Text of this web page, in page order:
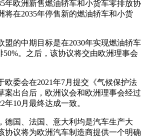
年欧洲新售燃油轿车和小货车零排放协
将在2035年停售新的燃油轿车和小货
盟的中期目标是在2030年实现燃油轿车
50%。之后，该协议将交由欧洲理事会
欧委会在2021年7月提交《气候保护法
案出台后，欧洲议会和欧洲理事会经过
年10月最终达成一致。
德国、法国、意大利均是汽车生产大
协议将为欧洲汽车制造商提供一个明确